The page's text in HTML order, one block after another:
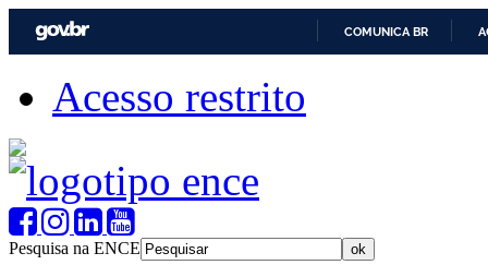
COMUNICA BR
Acesso restrito
Pesquisa na ENCE